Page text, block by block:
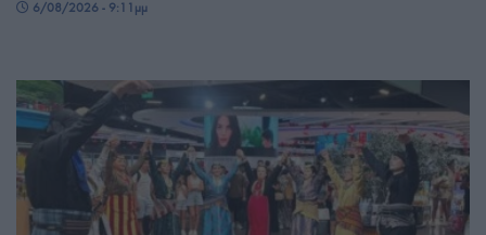
6/08/2026 - 9:11μμ